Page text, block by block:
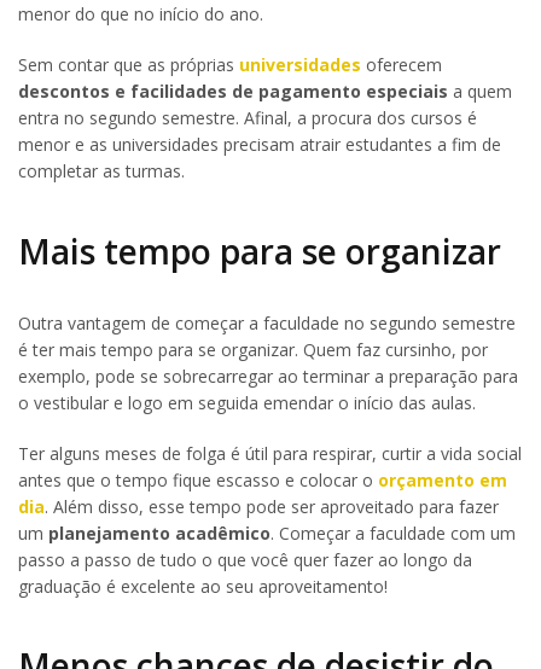
menor do que no início do ano.
Sem contar que as próprias universidades oferecem
descontos e facilidades de pagamento especiais a quem
entra no segundo semestre. Afinal, a procura dos cursos é
menor e as universidades precisam atrair estudantes a fim de
completar as turmas.
Mais tempo para se organizar
Outra vantagem de começar a faculdade no segundo semestre
é ter mais tempo para se organizar. Quem faz cursinho, por
exemplo, pode se sobrecarregar ao terminar a preparação para
o vestibular e logo em seguida emendar o início das aulas.
Ter alguns meses de folga é útil para respirar, curtir a vida social
antes que o tempo fique escasso e colocar o orçamento em
dia. Além disso, esse tempo pode ser aproveitado para fazer
um planejamento acadêmico. Começar a faculdade com um
passo a passo de tudo o que você quer fazer ao longo da
graduação é excelente ao seu aproveitamento!